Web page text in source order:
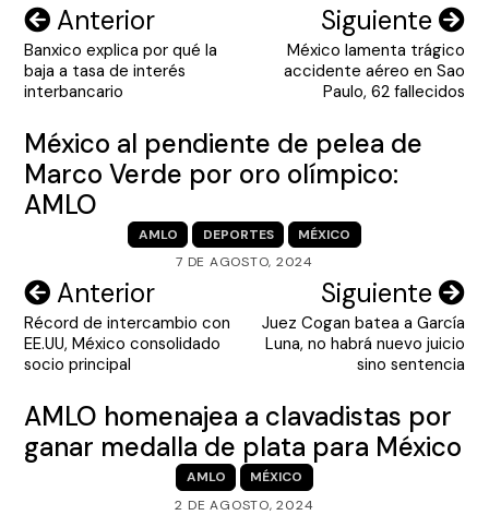
Navegación
de
entradas
Anterior
Banxico explica por qué la
baja a tasa de interés
interbancario
Siguiente
México lamenta trágico
accidente aéreo en Sao
Paulo, 62 fallecidos
México al pendiente de pelea de
Marco Verde por oro olímpico:
AMLO
AMLO DEPORTES
MÉXICO
7 DE AGOSTO, 2024
Navegación
de
entradas
Anterior
Récord de intercambio con
EE.UU, México consolidado
socio principal
Siguiente
Juez Cogan batea a García
Luna, no habrá nuevo juicio
sino sentencia
AMLO homenajea a clavadistas por
ganar medalla de plata para México
AMLO
MÉXICO
2 DE AGOSTO, 2024